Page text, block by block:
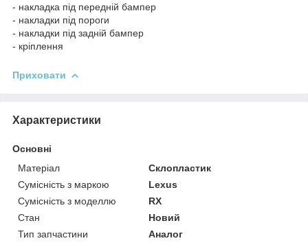
- накладка під передній бампер
- накладки під пороги
- накладки під задній бампер
- кріплення
Приховати
Характеристики
Основні
Матеріал
Склопластик
Сумісність з маркою
Lexus
Сумісність з моделлю
RX
Стан
Новий
Тип запчастини
Аналог